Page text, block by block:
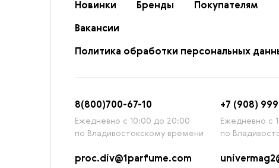
Новинки Бренды Покупателям
Вакансии
Политика обработки персональных
8(800)700-67-10
Ежедневно с 10:00 до 20:00
по Владивостокскому времени
+7 (908)
Ежедневно с
по
proc.div@1parfume.com